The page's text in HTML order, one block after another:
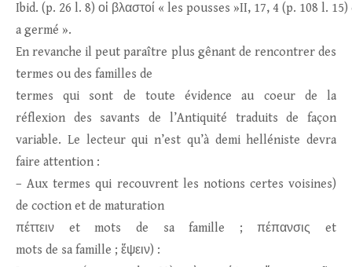
Ibid. (p. 26 l. 8) οἱ βλαστοί « les pousses »II, 17, 4 (p. 108 l.
a germé ».
En revanche il peut paraître plus gênant de rencontrer des
termes ou des familles de
termes qui sont de toute évidence au coeur de la
réflexion des savants de l’Antiquité traduits de façon
variable. Le lecteur qui n’est qu’à demi helléniste devra
faire attention :
– Aux termes qui recouvrent les notions certes voisines)
de coction et de maturation
πέττειν et mots de sa famille ; πέπανσις et
mots de sa famille ; ἕψειν) :